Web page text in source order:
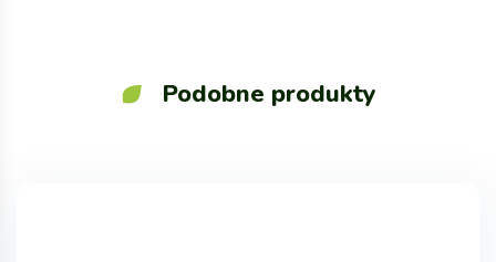
Podobne produkty